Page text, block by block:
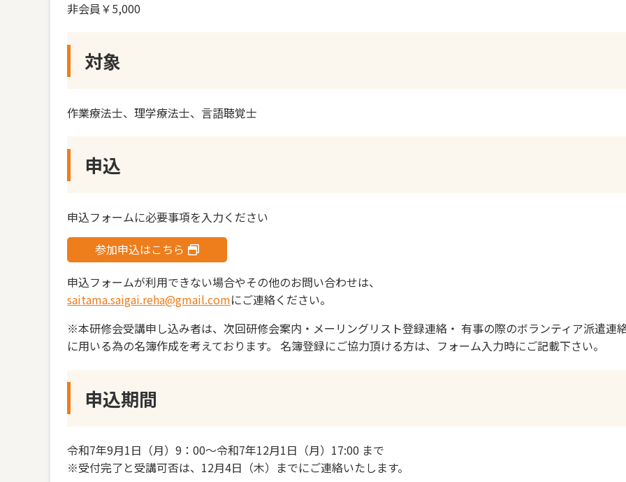
非会員￥5,000
対象
作業療法士、理学療法士、言語聴覚士
申込
申込フォームに必要事項を入力ください
参加申込はこちら
申込フォームが利用できない場合やその他のお問い合わせは、
saitama.saigai.reha@gmail.comにご連絡ください。
※本研修会受講申し込み者は、次回研修会案内・メーリングリスト登録連絡・ 有事の際のボランティア派遣連
に用いる為の名簿作成を考えております。 名簿登録にご協力頂ける方は、フォーム入力時にご記載下さい。
申込期間
令和7年9月1日（月）9：00～令和7年12月1日（月）17:00 まで
※受付完了と受講可否は、12月4日（木）までにご連絡いたします。